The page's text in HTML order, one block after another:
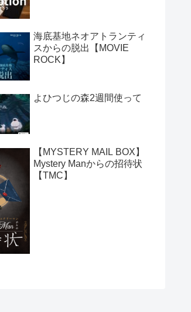
海底基地ネオアトランティ
スからの脱出【MOVIE
ROCK】
よひつじの森2週間使って
【MYSTERY MAIL BOX】
Mystery Manからの招待状
【TMC】